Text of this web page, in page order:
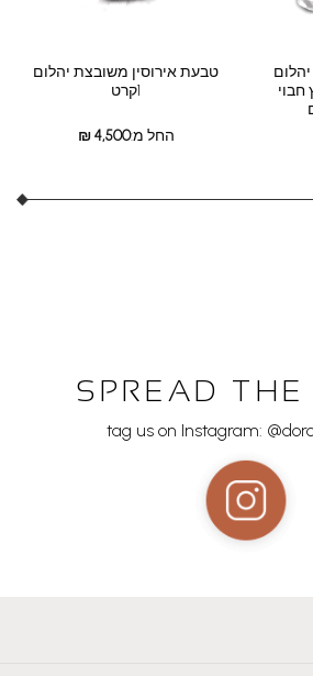
חבוי
טבעת אירוסין משובצת יהלום
1קרט
החל מ: ₪4,500
SPREAD THE
tag us on Instagram: